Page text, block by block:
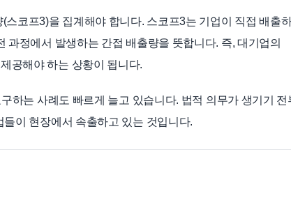
코프3)을 집계해야 합니다. 스코프3는 기업이 직접 배출
정에서 발생하는 간접 배출량을 뜻합니다. 즉, 대기업의
공해야 하는 상황이 됩니다.
하는 사례도 빠르게 늘고 있습니다. 법적 의무가 생기기 전
이 현장에서 속출하고 있는 것입니다.